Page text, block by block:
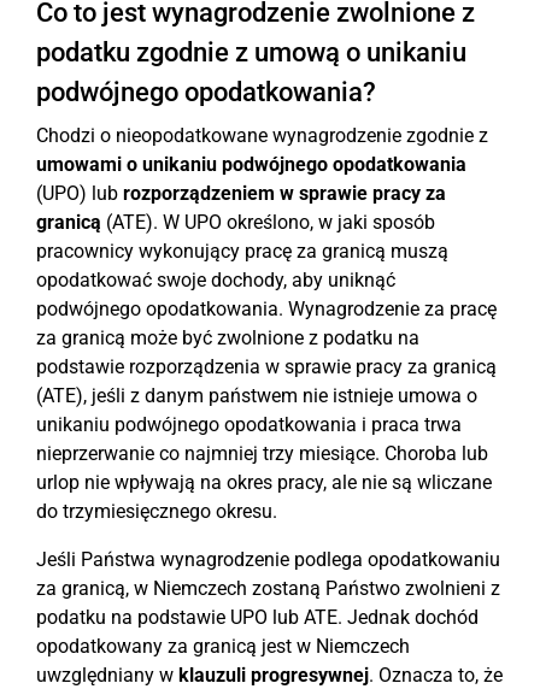
Co to jest wynagrodzenie zwolnione z
podatku zgodnie z umową o unikaniu
podwójnego opodatkowania?
Chodzi o nieopodatkowane wynagrodzenie zgodnie z
umowami o unikaniu podwójnego opodatkowania
(UPO) lub rozporządzeniem w sprawie pracy za
granicą (ATE). W UPO określono, w jaki sposób
pracownicy wykonujący pracę za granicą muszą
opodatkować swoje dochody, aby uniknąć
podwójnego opodatkowania. Wynagrodzenie za pracę
za granicą może być zwolnione z podatku na
podstawie rozporządzenia w sprawie pracy za granicą
(ATE), jeśli z danym państwem nie istnieje umowa o
unikaniu podwójnego opodatkowania i praca trwa
nieprzerwanie co najmniej trzy miesiące. Choroba lub
urlop nie wpływają na okres pracy, ale nie są wliczane
do trzymiesięcznego okresu.
Jeśli Państwa wynagrodzenie podlega opodatkowaniu
za granicą, w Niemczech zostaną Państwo zwolnieni z
podatku na podstawie UPO lub ATE. Jednak dochód
opodatkowany za granicą jest w Niemczech
uwzględniany w klauzuli progresywnej. Oznacza to, że